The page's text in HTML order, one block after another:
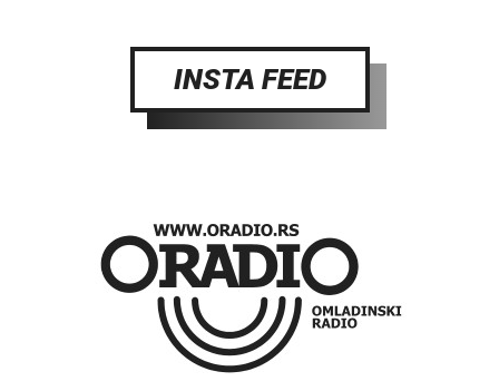
INSTA FEED